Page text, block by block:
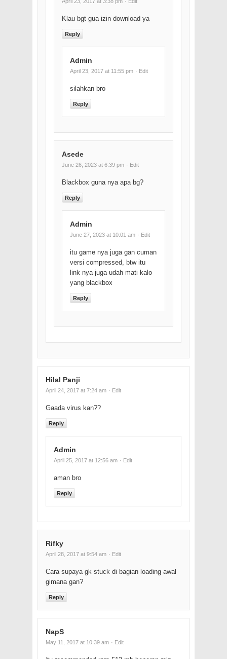
Klau bgt gua izin download ya
Reply
Admin
April 23, 2017 at 11:55 pm · Edit
silahkan bro
Reply
Asede
June 26, 2023 at 6:39 pm · Edit
Blackbox guna nya apa bg?
Reply
Admin
June 27, 2023 at 10:01 am · Edit
itu game nya juga gan cuman
versi compressed, btw itu
link nya juga udah mati kalo
yang blackbox
Reply
Hilal Panji
April 24, 2017 at 7:24 am · Edit
Gaada virus kan??
Reply
Admin
April 25, 2017 at 12:56 am · Edit
aman bro
Reply
Rifky
April 28, 2017 at 9:54 am · Edit
Cara supaya gk stuck di bagian loading awal
gimana gan?
Reply
NapS
May 11, 2017 at 10:39 am · Edit